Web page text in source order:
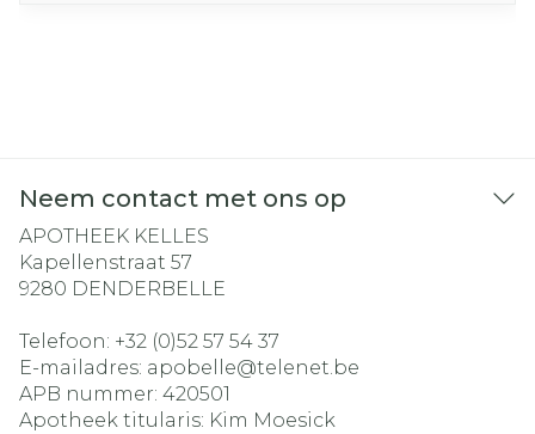
Neem contact met ons op
APOTHEEK KELLES
Kapellenstraat 57
9280 DENDERBELLE
Telefoon: +32 (0)52 57 54 37
E-mailadres: apobelle@telenet.be
APB nummer: 420501
Apotheek titularis: Kim Moesick